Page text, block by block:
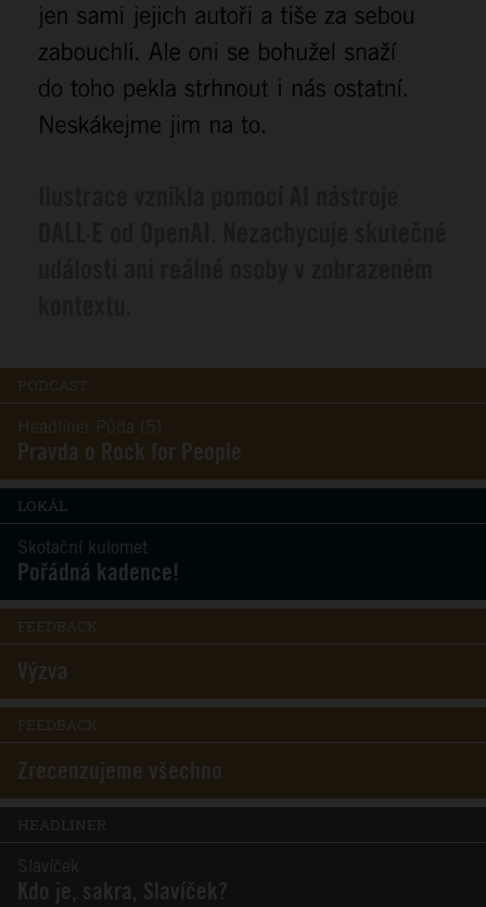
PODCAST
Headliner Půda (5)
Pravda o Rock for People
LOKÁL
Skotační kulomet
Pořádná kadence!
FEEDBACK
Výzva
FEEDBACK
Zrecenzujeme všechno
HEADLINER
Slavíček
Kdo je, sakra, Slavíček?